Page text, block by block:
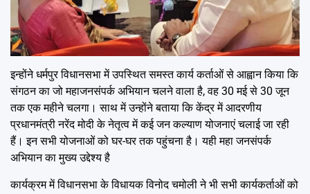
इन्होंने धर्मपुर विधानसभा में उपस्थित समस्त कार्य कर्ताओं से आह्वान किया कि
संगठन का जो महाजनसंपर्क अभियान चलने वाला है, वह 30 मई से 30 जून
तक एक महीने चलगा। साथ में उन्होंने बताया कि केंद्र में आदरणीय
प्रधानमंत्री नरेंद मोदी के नेतृत्व में कई जन कल्याण योजनाएं चलाई जा रही
हैं। इन सभी योजनाओं को घर-घर तक पहुंचना है। यही महा जनसंपर्क
अभियान का मुख्य उद्देश्य है
कार्यक्रम में विधानसभा के विधायक विनोद चमोली ने भी सभी कार्यकर्ताओं को